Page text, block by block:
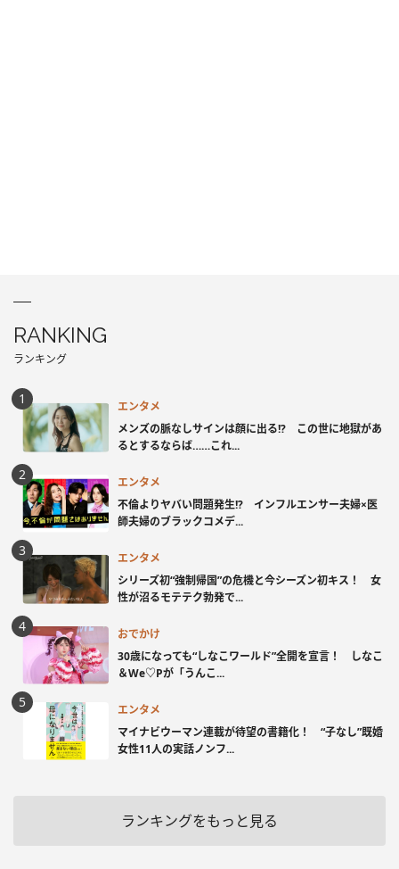
RANKING
ランキング
エンタメ
メンズの脈なしサインは顔に出る!? この世に地獄があ
るとするならば……これ...
エンタメ
不倫よりヤバい問題発生!? インフルエンサー夫婦×医
師夫婦のブラックコメデ...
エンタメ
シリーズ初“強制帰国”の危機と今シーズン初キス！ 女
性が沼るモテテク勃発で...
おでかけ
30歳になっても“しなこワールド”全開を宣言！ しなこ
＆We♡Pが「うんこ...
エンタメ
マイナビウーマン連載が待望の書籍化！ “子なし”既婚
女性11人の実話ノンフ...
ランキングをもっと見る